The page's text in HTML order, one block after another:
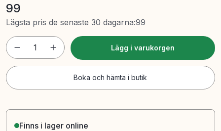
99
Lägsta pris de senaste 30 dagarna:99
1 Lägg i varukorgen
Boka och hämta i butik
Finns i lager online